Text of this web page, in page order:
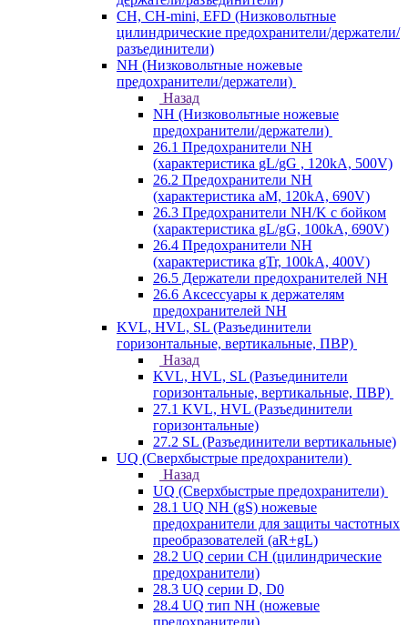
CH, CH-mini, EFD (Низковольтные
цилиндрические предохранители/держатели/
разъединители)
NH (Низковольтные ножевые
предохранители/держатели)
Назад
NH (Низковольтные ножевые
предохранители/держатели)
26.1 Предохранители NH
(характеристика gL/gG , 120kA, 500V)
26.2 Предохранители NH
(характеристика aM, 120kA, 690V)
26.3 Предохранители NH/K с бойком
(характеристика gL/gG, 100kA, 690V)
26.4 Предохранители NH
(характеристика gTr, 100kA, 400V)
26.5 Держатели предохранителей NH
26.6 Аксессуары к держателям
предохранителей NH
KVL, HVL, SL (Разъединители
горизонтальные, вертикальные, ПВР)
Назад
KVL, HVL, SL (Разъединители
горизонтальные, вертикальные, ПВР)
27.1 KVL, HVL (Разъединители
горизонтальные)
27.2 SL (Разъединители вертикальные)
UQ (Сверхбыстрые предохранители)
Назад
UQ (Сверхбыстрые предохранители)
28.1 UQ NH (gS) ножевые
предохранители для защиты частотных
преобразователей (aR+gL)
28.2 UQ серии CH (цилиндрические
предохранители)
28.3 UQ серии D, D0
28.4 UQ тип NH (ножевые
предохранители)